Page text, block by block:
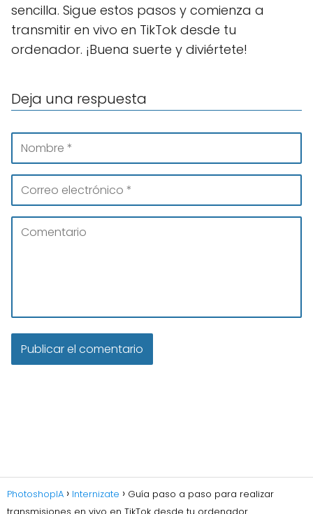
sencilla. Sigue estos pasos y comienza a
transmitir en vivo en TikTok desde tu
ordenador. ¡Buena suerte y diviértete!
Deja una respuesta
PhotoshopIA Internizate
Guía paso a paso para realizar